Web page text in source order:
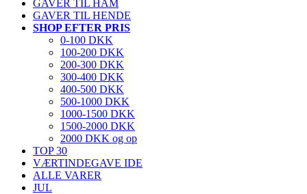
GAVER TIL HAM
GAVER TIL HENDE
SHOP EFTER PRIS
0-100 DKK
100-200 DKK
200-300 DKK
300-400 DKK
400-500 DKK
500-1000 DKK
1000-1500 DKK
1500-2000 DKK
2000 DKK og op
TOP 30
VÆRTINDEGAVE IDE
ALLE VARER
JUL